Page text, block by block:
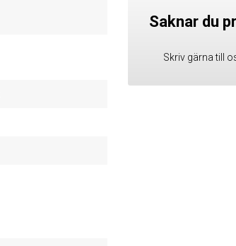
Saknar du
Skriv gärna till